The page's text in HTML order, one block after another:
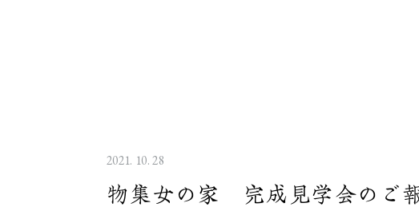
2021. 10. 28
物集女の家 完成見学会のご